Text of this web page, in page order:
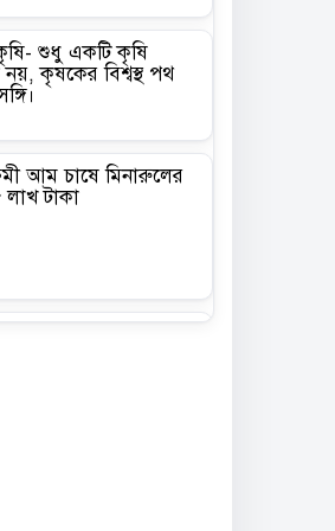
শুধু একটি কৃষি
নয়, কৃষকের বিশ্বস্থ পথ
আম চাষে মিনারুলের
টাকা